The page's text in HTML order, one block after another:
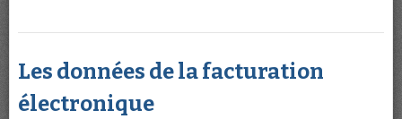
Les données de la facturation
électronique